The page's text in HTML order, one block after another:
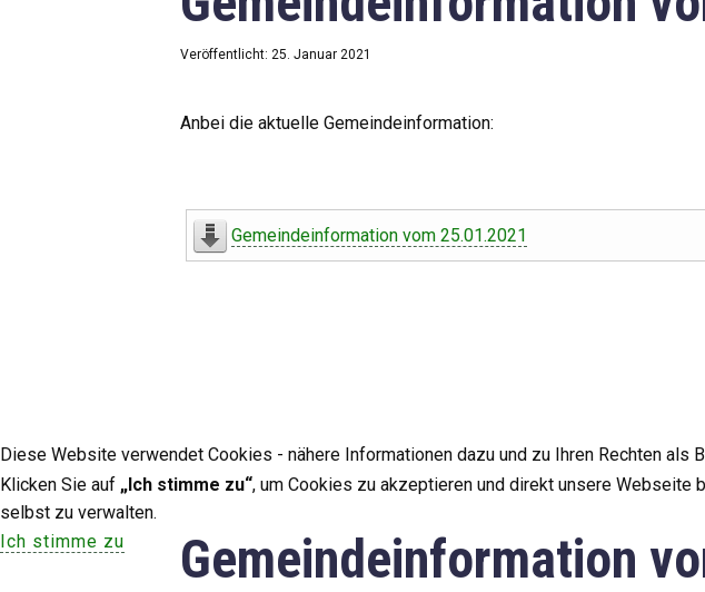
Veröffentlicht: 25. Januar 2021
Anbei die aktuelle Gemeindeinformation:
Gemeindeinformation vom 25.01.2021
Gemeindeinformation
Diese Website verwendet Cookies - nähere Informationen dazu und zu Ihren Rechten als
Klicken Sie auf „Ich stimme zu“, um Cookies zu akzeptieren und direkt unsere Webseite
selbst zu verwalten.
Ich stimme zu